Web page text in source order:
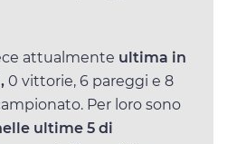
attualmente ultima in
0 vittorie, 6 pareggi e 8
Per loro sono
ultime 5 di